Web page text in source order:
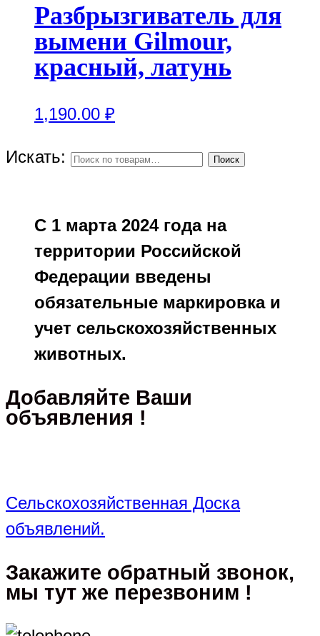
Разбрызгиватель для
вымени Gilmour,
красный, латунь
1,190.00 ₽
Искать: Поиск
С 1 марта 2024 года на
территории Российской
Федерации введены
обязательные маркировка и
учет сельскохозяйственных
животных.
Добавляйте Ваши
объявления !
Сельскохозяйственная Доска
объявлений.
Закажите обратный звонок,
мы тут же перезвоним !